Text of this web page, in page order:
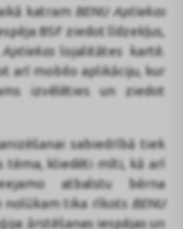
katramBENU Aptiekas
BSF ziedot līdzekļus,
lojalitātes kartē.
arī mobilo aplikāciju, kur
izvēlēties un ziedot
sabiedrībā tiek
tēma, kliedēti mīti, kā arī
atbalstu bērna
nolūkam tika rīkots BENU
ārstēšanas iespējas un